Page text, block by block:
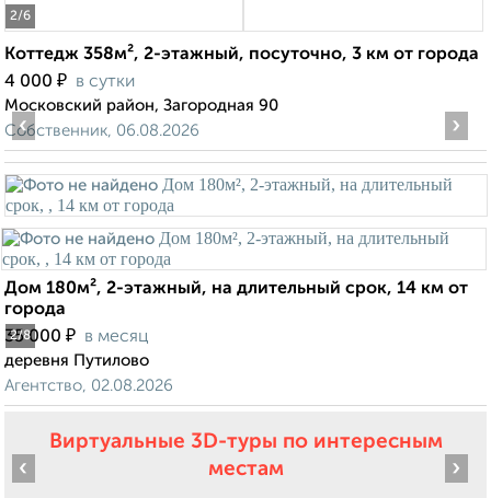
2/6
Коттедж 358м², 2-этажный, посуточно, 3 км от города
4 000 ₽ в сутки
Московский район, Загородная 90
Собственник, 06.08.2026
2/8
‹ ›
Дом 180м², 2-этажный, на длительный срок, 14 км от
города
35 000 ₽ в месяц
деревня Путилово
Агентство, 02.08.2026
Виртуальные 3D-туры по интересным
местам
‹ ›